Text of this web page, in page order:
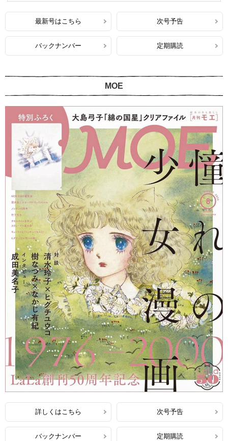
最新号はこちら 次号予告
バックナンバー 定期購読
MOE
詳しくはこちら 次号予告
バックナンバー 定期購読